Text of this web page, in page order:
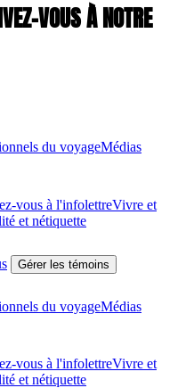
VOUS À NOTRE
du voyageMédias
vous à l'infolettreVivre et
et nétiquette
Gérer les témoins
du voyageMédias
vous à l'infolettreVivre et
et nétiquette